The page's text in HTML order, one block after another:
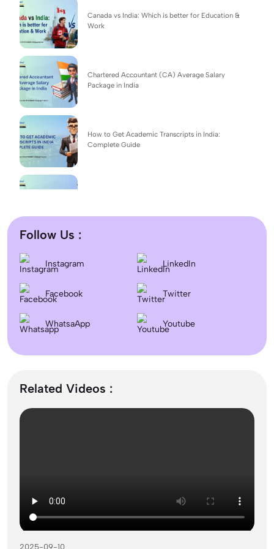
Canada vs India: Which is better for Education &
Work
Chartered Accountant (CA) Average Salary
Package in India
How to Get Academic Transcripts in India:
Complete Guide
Difference between DNB and MD/MS? Which
degree is better?
Dentistry In the UK 2026: Eligibility, Fees, Top
Colleges & Admission
2026, Top Colleges, Admissions & Jobs
Follow Us :
Instagram LinkedIn
Facebook Twitter
WhatsaApp Youtube
Related Videos :
2025-09-10